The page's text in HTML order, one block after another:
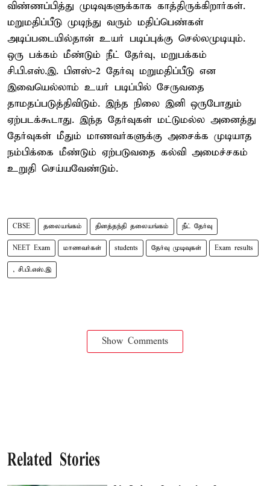
விண்ணப்பித்து முடிவுகளுக்காக காத்திருக்கிறார்கள்.
மறுமதிப்பீடு முடிந்து வரும் மதிப்பெண்கள்
அடிப்படையில்தான் உயர் படிப்புக்கு செல்லமுடியும்.
ஒரு பக்கம் மீண்டும் நீட் தேர்வு, மறுபக்கம்
சி.பி.எஸ்.இ. பிளஸ்-2 தேர்வு மறுமதிப்பீடு என
இவையெல்லாம் உயர் படிப்பில் சேருவதை
தாமதப்படுத்திவிடும். இந்த நிலை இனி ஒருபோதும்
ஏற்படக்கூடாது. இந்த தேர்வுகள் மட்டுமல்ல அனைத்து
தேர்வுகள் மீதும் மாணவர்களுக்கு அசைக்க முடியாத
நம்பிக்கை மீண்டும் ஏற்படுவதை கல்வி அமைச்சகம்
உறுதி செய்யவேண்டும்.
CBSE தலையங்கம் தினத்தந்தி தலையங்கம் நீட் தேர்வு
NEET Exam மாணவர்கள் students தேர்வு முடிவுகள் Exam results
, சி.பி.எஸ்.இ
Show Comments
Related Stories